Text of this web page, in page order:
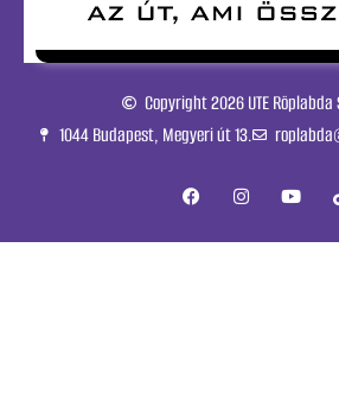
Copyright 2026 UTE Röplabda
1044 Budapest, Megyeri út 13.